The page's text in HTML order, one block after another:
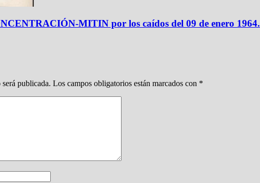
MITIN por los caídos del 09 de enero 1964.
publicada. Los campos obligatorios están marcados con *